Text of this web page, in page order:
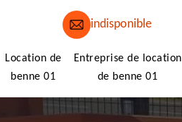
indisponible
Location de
benne 01
Entreprise de location
de benne 01